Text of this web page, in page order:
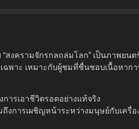
“สงครามจักรกลถล่มโลก” เป็นภาพย
ฉพาะ เหมาะกับผู้ชมที่ชื่นชอบเนื้อหาก
ารเอาชีวิตรอดอย่างแท้จริง
งการเผชิญหน้าระหว่างมนุษย์กับเครื่